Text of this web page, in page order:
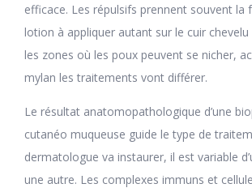
efficace. Les répulsifs prennent souvent la
lotion à appliquer autant sur le cuir
les zones où les poux peuvent se nicher,
mylan les traitements vont différer.
Le résultat anatomopathologique d’une
cutanéo muqueuse guide le type de
dermatologue va instaurer, il est variable
une autre. Les complexes immuns et